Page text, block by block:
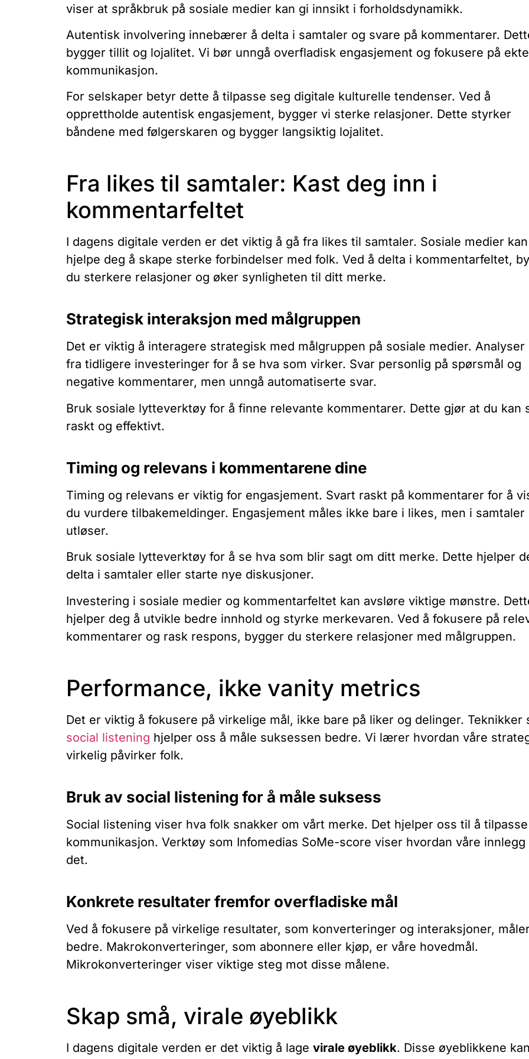
viser at språkbruk på sosiale medier kan gi innsikt i forholdsdynamikk.
Autentisk involvering innebærer å delta i samtaler og svare på kommentarer.
bygger tillit og lojalitet. Vi bør unngå overfladisk engasjement og fokusere på ekte
kommunikasjon.
For selskaper betyr dette å tilpasse seg digitale kulturelle tendenser. Ved å
opprettholde autentisk engasjement, bygger vi sterke relasjoner. Dette styrker
båndene med følgerskaren og bygger langsiktig lojalitet.
Fra likes til samtaler: Kast deg inn i
kommentarfeltet
I dagens digitale verden er det viktig å gå fra likes til samtaler. Sosiale medier kan
hjelpe deg å skape sterke forbindelser med folk. Ved å delta i kommentarfeltet,
du sterkere relasjoner og øker synligheten til ditt merke.
Strategisk interaksjon med målgruppen
Det er viktig å interagere strategisk med målgruppen på sosiale medier. Analyser
fra tidligere investeringer for å se hva som virker. Svar personlig på spørsmål og
negative kommentarer, men unngå automatiserte svar.
Bruk sosiale lytteverktøy for å finne relevante kommentarer. Dette gjør at du kan
raskt og effektivt.
Timing og relevans i kommentarene dine
Timing og relevans er viktig for engasjement. Svart raskt på kommentarer for å
du vurdere tilbakemeldinger. Engasjement måles ikke bare i likes, men i samtaler
utløser.
Bruk sosiale lytteverktøy for å se hva som blir sagt om ditt merke. Dette hjelper
delta i samtaler eller starte nye diskusjoner.
Investering i sosiale medier og kommentarfeltet kan avsløre viktige mønstre.
hjelper deg å utvikle bedre innhold og styrke merkevaren. Ved å fokusere på
kommentarer og rask respons, bygger du sterkere relasjoner med målgruppen.
Performance, ikke vanity metrics
Det er viktig å fokusere på virkelige mål, ikke bare på liker og delinger. Teknikker
social listening hjelper oss å måle suksessen bedre. Vi lærer hvordan våre
virkelig påvirker folk.
Bruk av social listening for å måle suksess
Social listening viser hva folk snakker om vårt merke. Det hjelper oss til å
kommunikasjon. Verktøy som Infomedias SoMe-score viser hvordan våre innlegg
det.
Konkrete resultater fremfor overfladiske mål
Ved å fokusere på virkelige resultater, som konverteringer og interaksjoner,
bedre. Makrokonverteringer, som abonnere eller kjøp, er våre hovedmål.
Mikrokonverteringer viser viktige steg mot disse målene.
Skap små, virale øyeblikk
I dagens digitale verden er det viktig å lage virale øyeblikk. Disse øyeblikkene kan